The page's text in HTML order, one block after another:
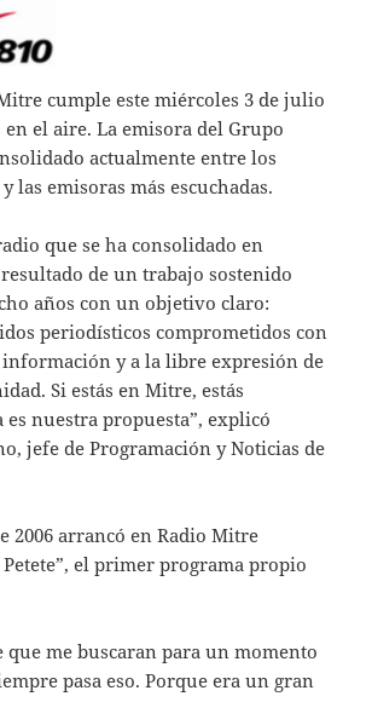
cumple este miércoles 3 de julio
el aire. La emisora del Grupo
actualmente entre los
las emisoras más escuchadas.
que se ha consolidado en
de un trabajo sostenido
años con un objetivo claro:
periodísticos comprometidos con
información y a la libre expresión de
Si estás en Mitre, estás
es nuestra propuesta”, explicó
jefe de Programación y Noticias de
2006 arrancó en Radio Mitre
el primer programa propio
que me buscaran para un momento
pasa eso. Porque era un gran